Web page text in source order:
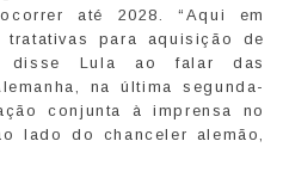
até 2028. “Aqui em
tratativas para aquisição de
disse Lula ao falar das
na última segunda-
conjunta à imprensa no
lado do chanceler alemão,